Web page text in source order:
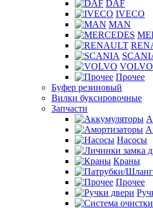
DAF
IVECO
MAN
VOLVO
Прочее
Буфер резиновый
Вилки буксировочные
Запчасти
Насосы
Краны
Прочее